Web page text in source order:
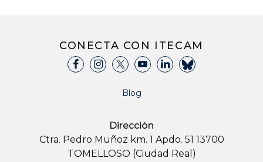
CONECTA CON ITECAM
Blog
Dirección
Ctra. Pedro Muñoz km. 1 Apdo. 51 13700
TOMELLOSO (Ciudad Real)